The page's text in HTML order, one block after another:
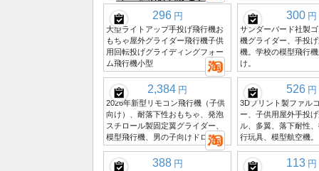
296 円
大型ライトアップ手投げ飛行機お
もちゃ屋外グライダー飛行機子供
用回転投げグライディングフォー
ム飛行機小型
300 円
サンダーバード社製
機グライダー、手投
機。学校の模型飛行
け。
2,384 円
2026年新型リモコン飛行機（子供
向け）、耐落下性おもちゃ、発泡
スチロール製固定翼グライダー、
模型飛行機、男の子向けドローン
526 円
3Dプリント製ファル
ー、子供用屋外手投
ル、多翼、落下耐性
行玩具、模型航空機。
388 円 113 円